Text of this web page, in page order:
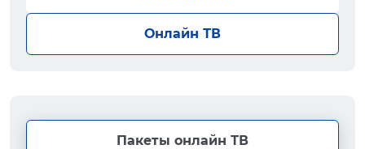
Онлайн ТВ
Пакеты онлайн ТВ